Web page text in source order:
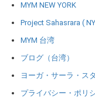
MYM NEW YORK
Project Sahasrara (
MYM 台湾
ブログ（台湾）
ヨーガ・サーラ・ス
プライバシー・ポリ